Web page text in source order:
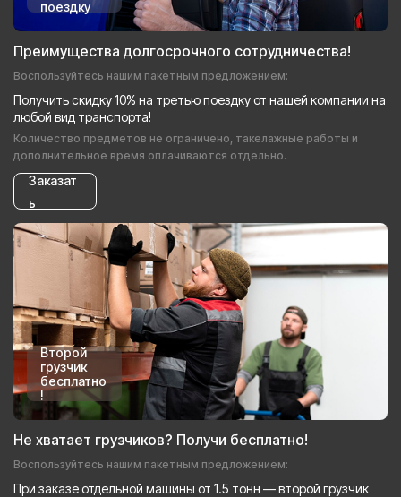
поездку
Преимущества долгосрочного сотрудничества!
Воспользуйтесь нашим пакетным предложением:
Получить скидку 10% на третью поездку от нашей компании на
любой вид транспорта!
Количество предметов не ограничено, такелажные работы и
дополнительное время оплачиваются отдельно.
Заказат
ь
Второй
грузчик
бесплатно
!
Не хватает грузчиков? Получи бесплатно!
Воспользуйтесь нашим пакетным предложением:
При заказе отдельной машины от 1.5 тонн — второй грузчик